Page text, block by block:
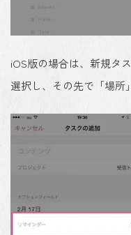
iOS版の場合は、新規タ
選択し、その先で「場所